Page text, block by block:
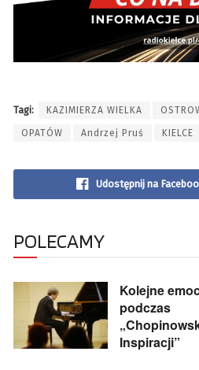
Tagi: KAZIMIERZA WIELKA
OPATÓW Andrzej Pruś KIELCE
Udostępnij na
POLECAMY
Kolejne
podczas
Inspiracji”